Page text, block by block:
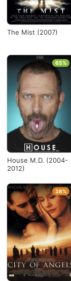
The Mist (2007)
House M.D. (2004-
2012)
65%
38%